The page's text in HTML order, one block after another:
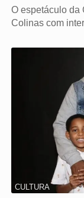
O espetáculo da
Colinas com
CULTURA